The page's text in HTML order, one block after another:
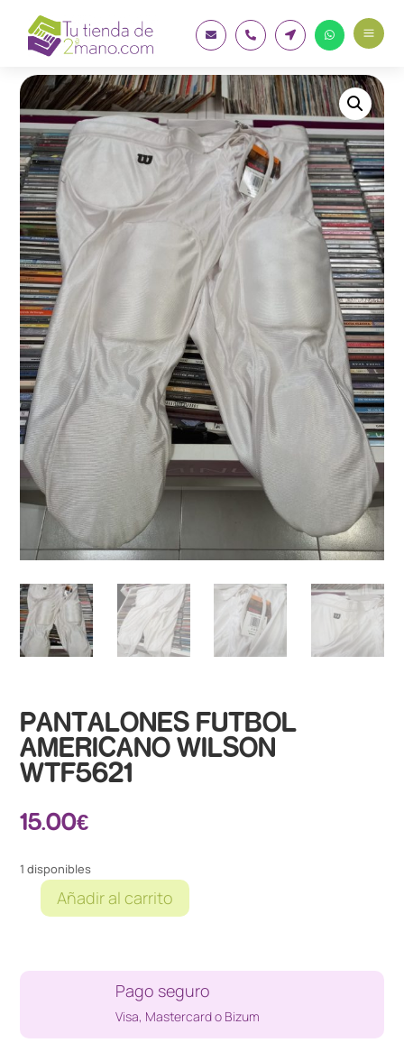
    a
PANTALONES FUTBOL
AMERICANO WILSON
WTF5621
15.00€
1 disponibles
PANTALONES
WILSON
Añadir al carrito
Pago seguro
Visa, Mastercard o Bizum